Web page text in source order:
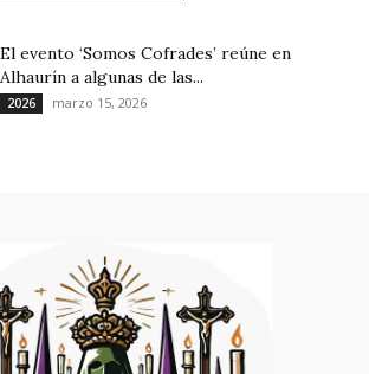
El evento ‘Somos Cofrades’ reúne en
Alhaurín a algunas de las...
2026 marzo 15, 2026